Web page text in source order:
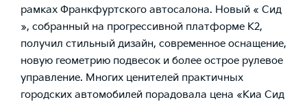
рамках Франкфуртского автосалона. Новый « Сид
», собранный на прогрессивной платформе K2,
получил стильный дизайн, современное оснащение,
новую геометрию подвесок и более острое рулевое
управление. Многих ценителей практичных
городских автомобилей порадовала цена «Киа Сид